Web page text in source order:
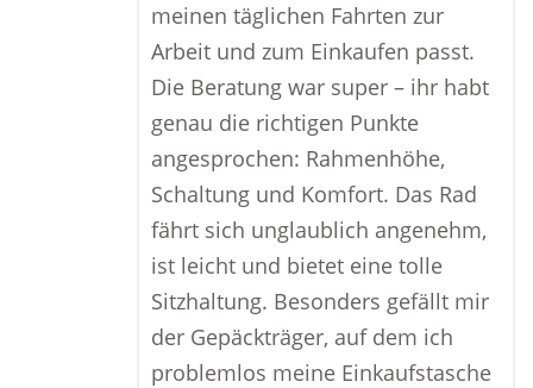
meinen täglichen Fahrten zur
Arbeit und zum Einkaufen passt.
Die Beratung war super – ihr habt
genau die richtigen Punkte
angesprochen: Rahmenhöhe,
Schaltung und Komfort. Das Rad
fährt sich unglaublich angenehm,
ist leicht und bietet eine tolle
Sitzhaltung. Besonders gefällt mir
der Gepäckträger, auf dem ich
problemlos meine Einkaufstasche